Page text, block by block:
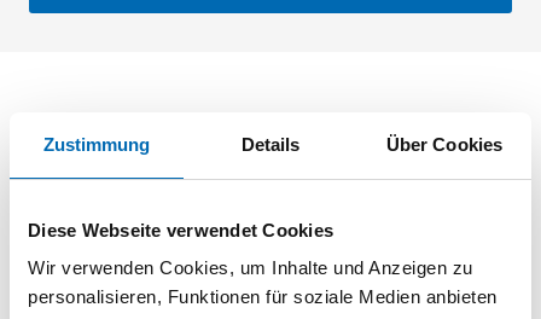
Zustimmung Details Über Cookies
Diese Webseite verwendet Cookies
Wir verwenden Cookies, um Inhalte und Anzeigen zu
personalisieren, Funktionen für soziale Medien anbieten
Produktbeschreibung
1020mm Flachstulp 24x2,5mm L:2285,0mm Eckig Maße: A1
optional Edelstahl geschliffen